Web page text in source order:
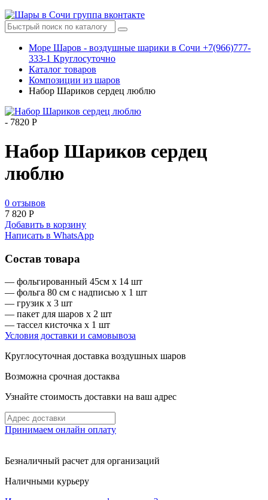
Море Шаров - воздушные шарики в Сочи +7(966)777-
333-1 Круглосуточно
Каталог товаров
Композиции из шаров
Набор Шариков сердец люблю
- 7820 Р
Набор Шариков сердец
люблю
0 отзывов
7 820 Р
Добавить в корзину
Написать в WhatsApp
Состав товара
— фольгированный 45см x 14 шт
— фольга 80 см с надписью x 1 шт
— грузик x 3 шт
— пакет для шаров x 2 шт
— тассел кисточка x 1 шт
Условия доставки и самовывоза
Круглосуточная доставка воздушных шаров
Возможна срочная достаква
Узнайте стоимость доставки на ваш адрес
Принимаем онлайн оплату
Безналичный расчет для организаций
Наличными курьеру